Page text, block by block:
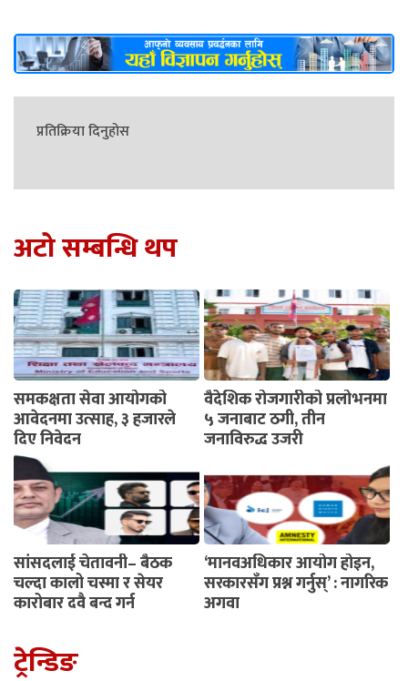
प्रतिक्रिया दिनुहोस
अटो सम्बन्धि थप
समकक्षता सेवा आयोगको
आवेदनमा उत्साह, ३ हजारले
दिए निवेदन
वैदेशिक रोजगारीको प्रलोभनमा
५ जनाबाट ठगी, तीन
जनाविरुद्ध उजुरी
सांसदलाई चेतावनी– बैठक
चल्दा कालो चस्मा र सेयर
कारोबार दुवै बन्द गर्नू
‘मानवअधिकार आयोग होइन,
सरकारसँग प्रश्न गर्नुस्’ : नागरिक
अगुवा
ट्रेन्डिङ